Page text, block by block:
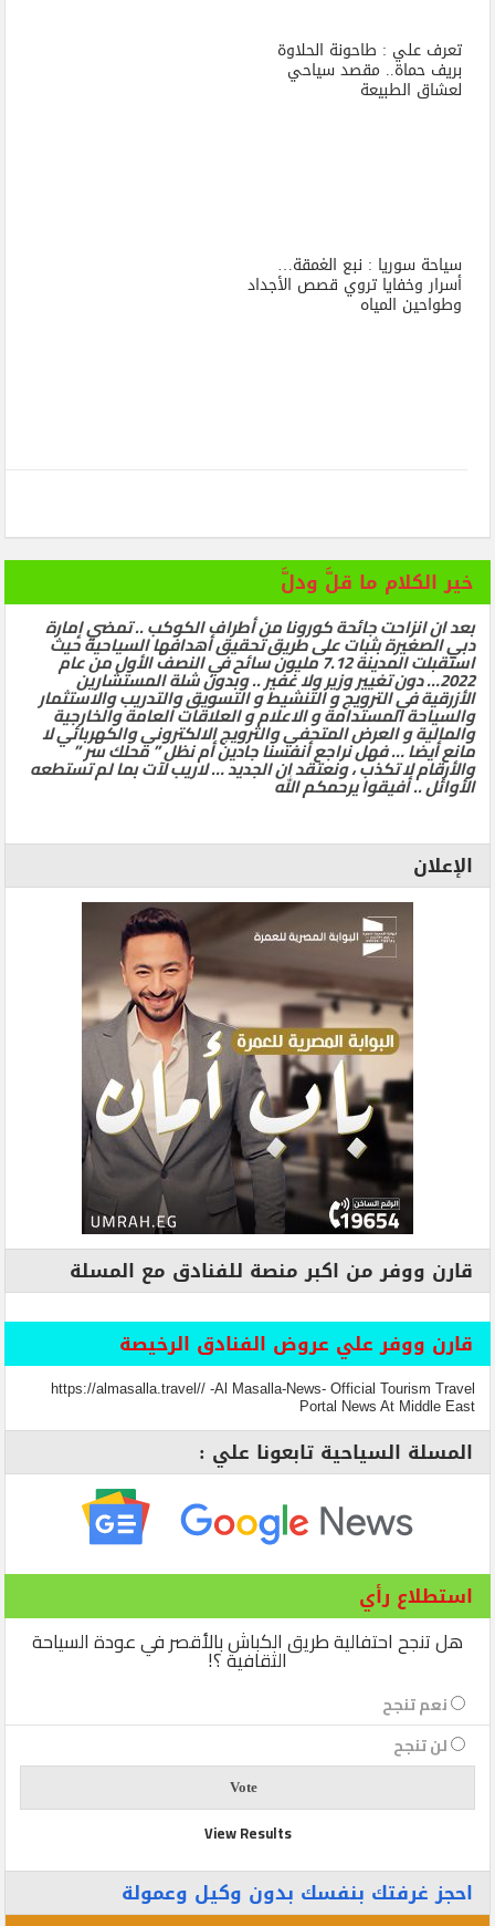
تعرف علي : طاحونة الحلاوة
بريف حماة.. مقصد سياحي
لعشاق الطبيعة
سياحة سوريا : نبع الغمقة…
أسرار وخفايا تروي قصص الأجداد
وطواحين المياه
خير الكلام ما قلَّ ودلَّ
بعد ان انزاحت جائحة كورونا من أطراف الكوكب .. تمضي إمارة
دبي الصغيرة بثبات على طريق تحقيق أهدافها السياحية حيث
استقبلت المدينة 7.12 مليون سائح في النصف الأول من عام
2022… دون تغيير وزير ولا غفير .. وبدون شلة المستشارين
الأزرقية في الترويج و التنشيط و التسويق والتدريب والاستثمار
والسياحة المستدامة و الاعلام و العلاقات العامة والخارجية
والمالية و العرض المتحفي والترويج الالكتروني والكهربائي لا
مانع أيضا … فهل نراجع أنفسنا جادين أم نظل ” محلك سر ”
والأرقام لا تكذب ، ونعتقد ان الجديد … لاريب لآت بما لم تستطعه
الأوائل .. أفيقوا يرحمكم الله
الإعلان
قارن ووفر من اكبر منصة للفنادق مع المسلة
قارن ووفر علي عروض الفنادق الرخيصة
https://almasalla.travel// -Al Masalla-News- Official Tourism Travel
Portal News At Middle East
المسلة السياحية تابعونا علي :
استطلاع رأي
هل تنجح احتفالية طريق الكباش بالأقصر في عودة السياحة
الثقافية ؟!
نعم تنجح
لن تنجح
View Results
احجز غرفتك بنفسك بدون وكيل وعمولة